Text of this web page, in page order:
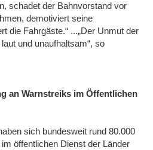
schadet der Bahnvorstand vor
demotiviert seine
die Fahrgäste.“ ...„Der Unmut der
und unaufhaltsam“, so
an Warnstreiks im Öffentlichen
sich bundesweit rund 80.000
öffentlichen Dienst der Länder